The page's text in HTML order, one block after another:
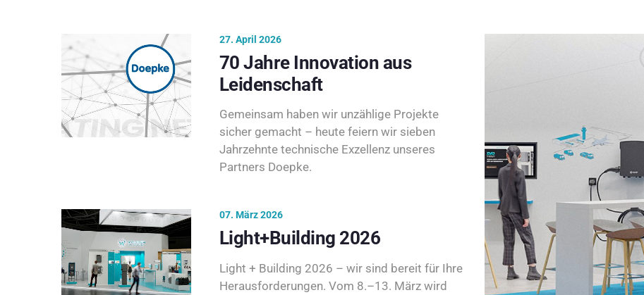
27. April 2026
70 Jahre Innovation aus
Leidenschaft
Gemeinsam haben wir unzählige Projekte
sicher gemacht – heute feiern wir sieben
Jahrzehnte technische Exzellenz unseres
Partners Doepke.
07. März 2026
Light+Building 2026
Light + Building 2026 – wir sind bereit für Ihre
Herausforderungen. Vom 8.–13. März wird